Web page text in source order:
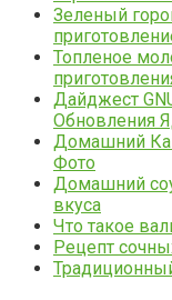
Зеленый
Топленое
Дайджест
Обновления
Домашний
Фото
Домашний
вкуса
Что такое
Рецепт